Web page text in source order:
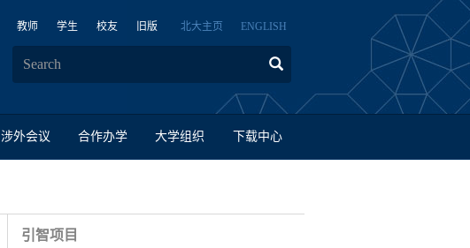
教师 学生 校友 旧版 北大主页 ENGLISH
涉外会议 合作办学 大学组织 下载中心
引智项目